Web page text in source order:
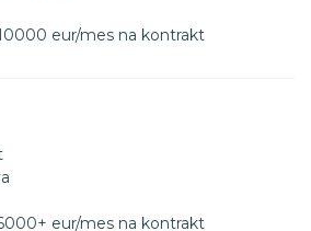
eur/mes na kontrakt
eur/mes na kontrakt